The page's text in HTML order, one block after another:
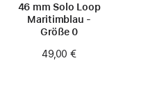
46 mm Solo Loop
Maritimblau -
Größe 0
49,00 €